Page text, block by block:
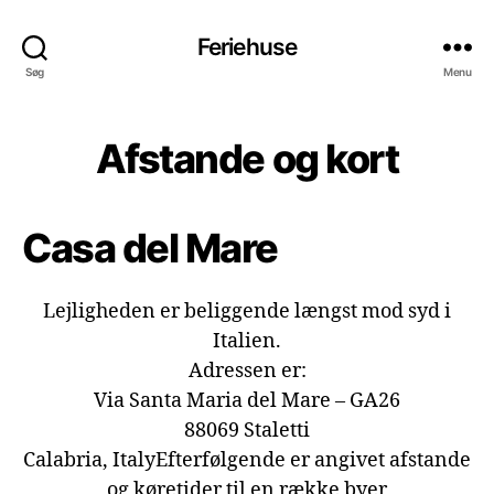
Søg
Feriehuse
Menu
Afstande og kort
Casa del Mare
Lejligheden er beliggende længst mod syd i
Italien.
Adressen er:
Via Santa Maria del Mare – GA26
88069 Staletti
Calabria, ItalyEfterfølgende er angivet afstande